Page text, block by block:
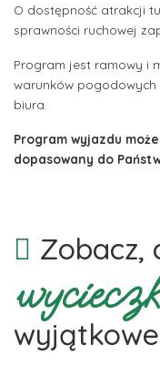
O dostępność atrakcji
sprawności ruchowej
Program jest ramowy i
warunków pogodowych
biura.
Program wyjazdu
dopasowany do
Zobacz,